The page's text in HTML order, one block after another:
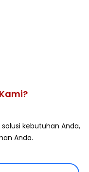
kebutuhan Anda,
Anda.